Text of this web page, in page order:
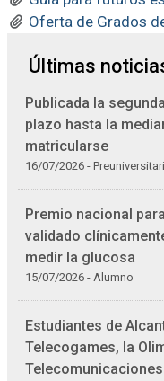
Oferta de Grados
Últimas
Publicada la
plazo hasta la
matricularse
16/07/2026 -
Premio nacional
validado
medir la glucosa
15/07/2026 - Alumno
Estudiantes de
Telecogames, la
Telecomunicaciones